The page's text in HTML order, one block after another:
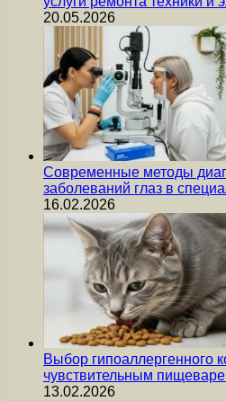
20.05.2026
Современные методы
заболеваний глаз в
16.02.2026
Выбор гипоаллергенного
чувствительным
13.02.2026